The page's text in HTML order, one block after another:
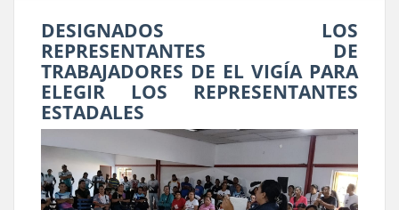
DESIGNADOS LOS
REPRESENTANTES DE
TRABAJADORES DE EL VIGÍA PARA
ELEGIR LOS REPRESENTANTES
ESTADALES